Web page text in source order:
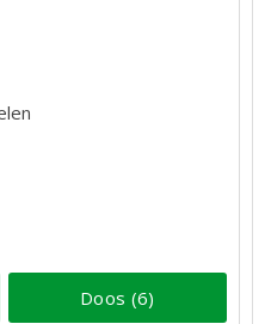
Doos (6)